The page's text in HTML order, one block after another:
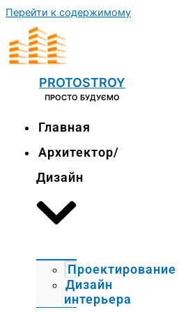
Перейти к содержимому
PROTOSTROY
ПРОСТО БУДУЄМО
Главная
Архитектор/
Дизайн
Проектирование
Дизайн
интерьера